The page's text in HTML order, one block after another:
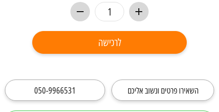
לרכישה
השאירו פרטים ונשוב אליכם 050-9966531